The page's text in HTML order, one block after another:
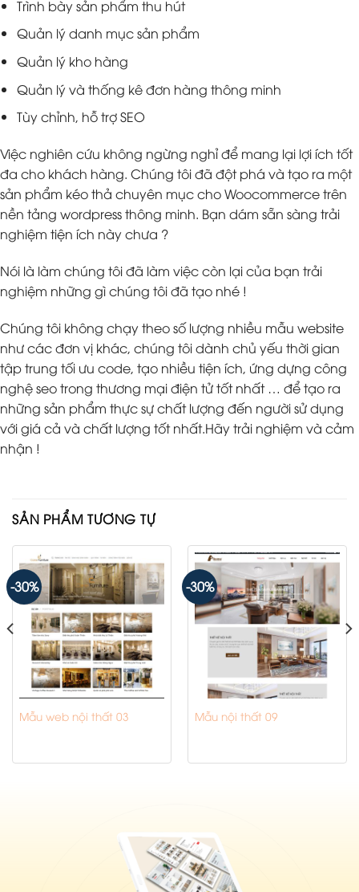
Trình bày sản phẩm thu hút
Quản lý danh mục sản phẩm
Quản lý kho hàng
Quản lý và thống kê đơn hàng thông minh
Tùy chỉnh, hỗ trợ SEO
Việc nghiên cứu không ngừng nghỉ để mang lại lợi ích tốt
đa cho khách hàng. Chúng tôi đã đột phá và tạo ra một
sản phẩm kéo thả chuyên mục cho Woocommerce trên
nền tảng wordpress thông minh. Bạn dám sẵn sàng trải
nghiệm tiện ích này chưa ?
Nói là làm chúng tôi đã làm việc còn lại của bạn trải
nghiệm những gì chúng tôi đã tạo nhé !
Chúng tôi không chạy theo số lượng nhiều mẫu website
như các đơn vị khác, chúng tôi dành chủ yếu thời gian
tập trung tối ưu code, tạo nhiều tiện ích, ứng dựng công
nghệ seo trong thương mại điện tử tốt nhất … để tạo ra
những sản phẩm thực sự chất lượng đến người sử dụng
với giá cả và chất lượng tốt nhất.Hãy trải nghiệm và cảm
nhận !
SẢN PHẨM TƯƠNG TỰ
-30%
Mẫu web nội thất 03
-30%
Mẫu nội thất 09